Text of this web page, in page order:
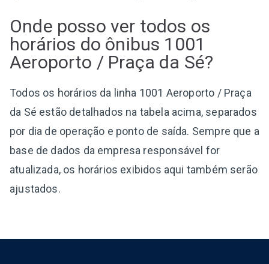
Onde posso ver todos os
horários do ônibus 1001
Aeroporto / Praça da Sé?
Todos os horários da linha 1001 Aeroporto / Praça
da Sé estão detalhados na tabela acima, separados
por dia de operação e ponto de saída. Sempre que a
base de dados da empresa responsável for
atualizada, os horários exibidos aqui também serão
ajustados.